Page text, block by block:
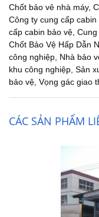
Chốt bảo vê nhà máy,
Công ty cung cấp cabin
cấp cabin bảo vệ
Chốt Bảo Vệ Hấp Dẫn
công nghiệp Nhà bảo
khu công nghiệp Sản
bảo vệ Vọng gác giao
CÁC SẢN PHẨM